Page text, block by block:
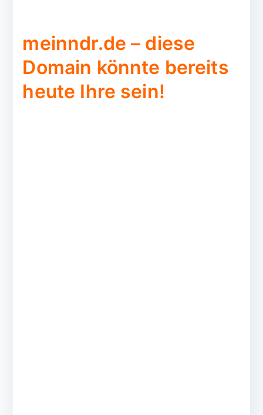
meinndr.de – diese
Domain könnte bereits
heute Ihre sein!